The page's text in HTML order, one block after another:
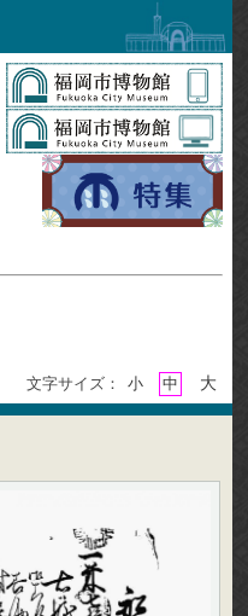
文字サイズ： 小 中 大